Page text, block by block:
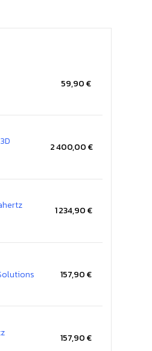
59,90 €
2 400,00 €
1 234,90 €
157,90 €
157,90 €